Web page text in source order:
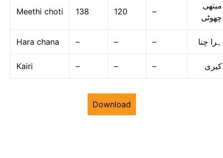
Meethi choti 138 120 –
میتھی
چھوٹی
Hara chana – – – ہرا چنا
Kairi – – – کیری
Download